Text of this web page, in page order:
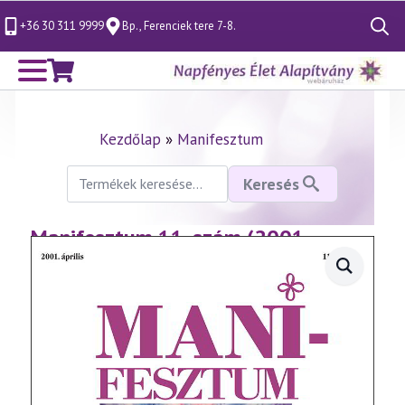
+36 30 311 9999 Bp., Ferenciek tere 7-8.
Search
for:
Kezdőlap » Manifesztum
Keresés
következőre:
Keresés
Manifesztum 11. szám (2001.
április)